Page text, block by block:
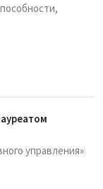
управления»